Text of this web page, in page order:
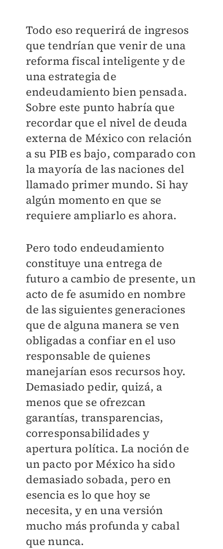
Todo eso requerirá de ingresos
que tendrían que venir de una
reforma fiscal inteligente y de
una estrategia de
endeudamiento bien pensada.
Sobre este punto habría que
recordar que el nivel de deuda
externa de México con relación
a su PIB es bajo, comparado con
la mayoría de las naciones del
llamado primer mundo. Si hay
algún momento en que se
requiere ampliarlo es ahora.
Pero todo endeudamiento
constituye una entrega de
futuro a cambio de presente, un
acto de fe asumido en nombre
de las siguientes generaciones
que de alguna manera se ven
obligadas a confiar en el uso
responsable de quienes
manejarían esos recursos hoy.
Demasiado pedir, quizá, a
menos que se ofrezcan
garantías, transparencias,
corresponsabilidades y
apertura política. La noción de
un pacto por México ha sido
demasiado sobada, pero en
esencia es lo que hoy se
necesita, y en una versión
mucho más profunda y cabal
que nunca.